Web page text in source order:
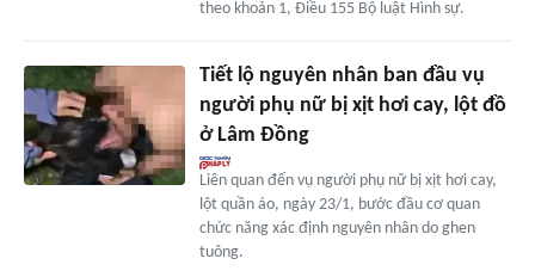
theo khoản 1, Điều 155 Bộ luật Hình sự.
Tiết lộ nguyên nhân ban đầu vụ
người phụ nữ bị xịt hơi cay, lột đồ
ở Lâm Đồng
Liên quan đến vụ người phụ nữ bị xịt hơi cay,
lột quần áo, ngày 23/1, bước đầu cơ quan
chức năng xác định nguyên nhân do ghen
tuông.